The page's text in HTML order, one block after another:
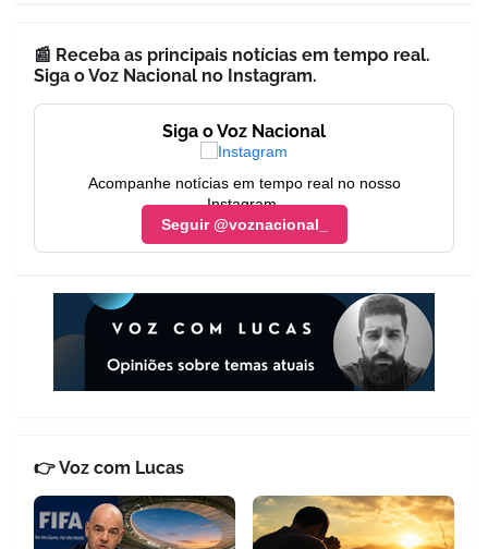
📰 Receba as principais notícias em tempo real.
Siga o Voz Nacional no Instagram.
Siga o Voz Nacional
Acompanhe notícias em tempo real no nosso
Instagram.
Seguir @voznacional_
👉 Voz com Lucas